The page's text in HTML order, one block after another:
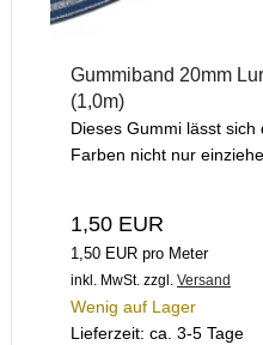
Gummiband 20mm
(1,0m)
Dieses Gummi lässt sich
Farben nicht nur
1,50 EUR
1,50 EUR pro Meter
inkl. MwSt. zzgl. Versand
Wenig auf Lager
Lieferzeit: ca. 3-5 Tage